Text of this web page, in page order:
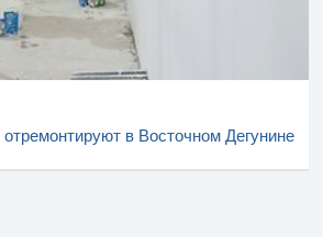
в Восточном Дегунине